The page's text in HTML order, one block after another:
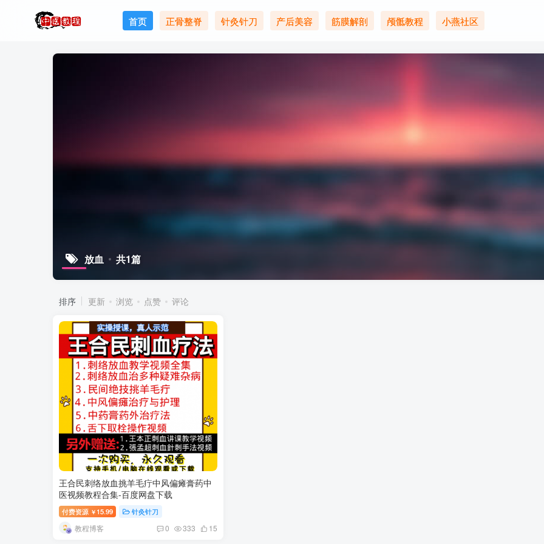
首页 正骨整脊 针灸针刀 产后美容 筋膜解剖 颅骶教程 小燕社区
放血 共1篇
排序 更新 浏览 点赞 评论
王合民刺络放血挑羊毛疔中风偏瘫膏药中
医视频教程合集-百度网盘下载
付费资源 ￥ 15.99 针灸针刀
教程博客 0 333 15